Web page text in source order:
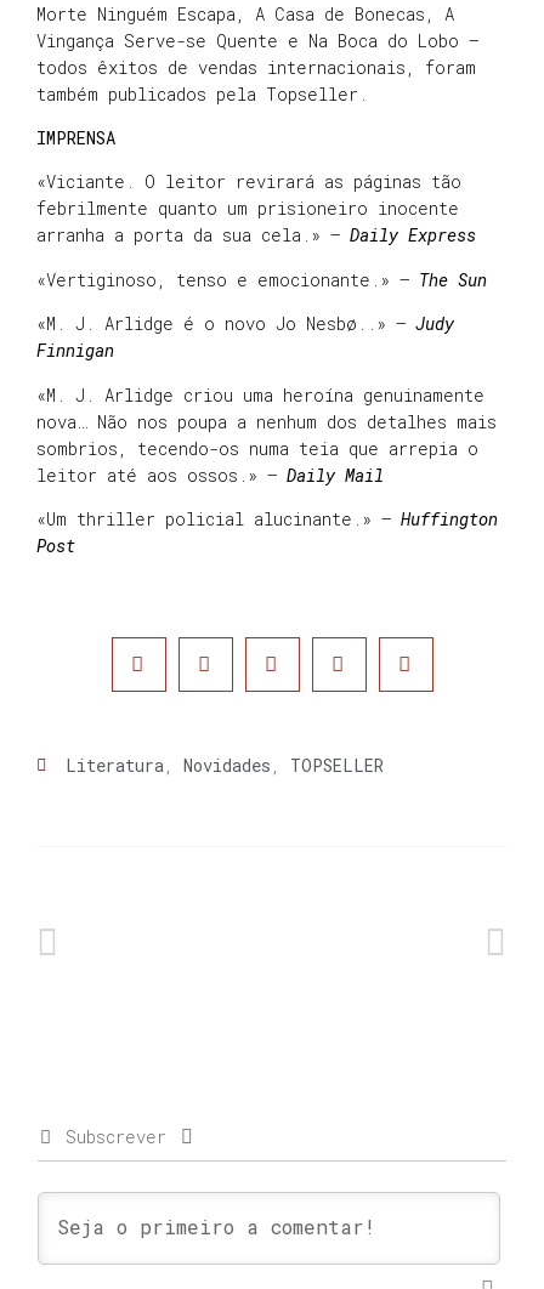
Morte Ninguém Escapa, A Casa de Bonecas, A
Vingança Serve-se Quente e Na Boca do Lobo –
todos êxitos de vendas internacionais, foram
também publicados pela Topseller.
IMPRENSA
«Viciante. O leitor revirará as páginas tão
febrilmente quanto um prisioneiro inocente
arranha a porta da sua cela.» – Daily Express
«Vertiginoso, tenso e emocionante.» – The Sun
«M. J. Arlidge é o novo Jo Nesbø..» – Judy
Finnigan
«M. J. Arlidge criou uma heroína genuinamente
nova… Não nos poupa a nenhum dos detalhes mais
sombrios, tecendo-os numa teia que arrepia o
leitor até aos ossos.» – Daily Mail
«Um thriller policial alucinante.» – Huffington
Post
Literatura, Novidades , TOPSELLER
Subscrever